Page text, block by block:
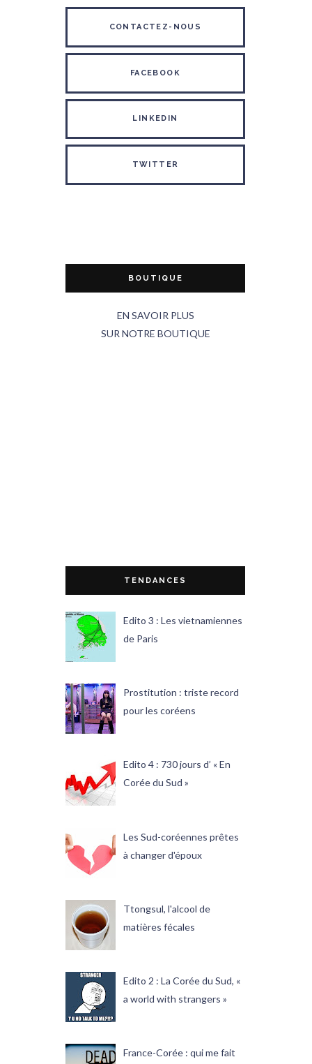
CONTACTEZ-NOUS
FACEBOOK
LINKEDIN
TWITTER
BOUTIQUE
EN SAVOIR PLUS
SUR NOTRE BOUTIQUE
TENDANCES
Edito 3 : Les vietnamiennes
de Paris
Prostitution : triste record
pour les coréens
Edito 4 : 730 jours d’ « En
Corée du Sud »
Les Sud-coréennes prêtes
à changer d'époux
Ttongsul, l'alcool de
matières fécales
Edito 2 : La Corée du Sud, «
a world with strangers »
France-Corée : qui me fait